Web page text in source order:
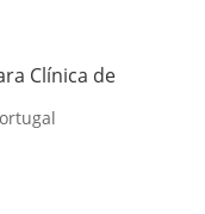
Clínica de